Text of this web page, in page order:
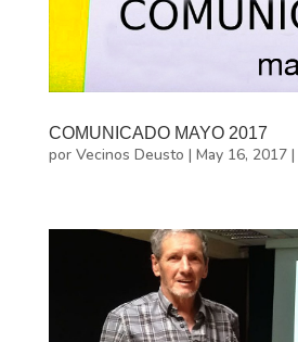
COMUNICADO MAYO 2017
por Vecinos Deusto | May 16, 2017|